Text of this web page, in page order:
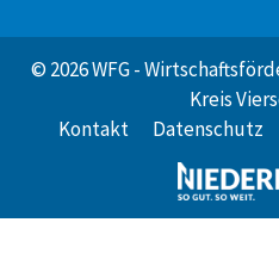
© 2026 WFG -
Kreis
Kontakt
Datenschutz